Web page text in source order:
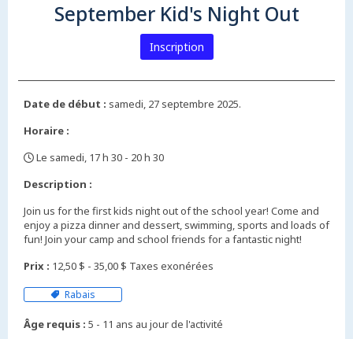
September Kid's Night Out
Inscription
Date de début : samedi, 27 septembre 2025.
Horaire :
Le samedi, 17 h 30 - 20 h 30
Description :
Join us for the first kids night out of the school year! Come and
enjoy a pizza dinner and dessert, swimming, sports and loads of
fun! Join your camp and school friends for a fantastic night!
Prix : 12,50 $ - 35,00 $ Taxes exonérées
Rabais
Âge requis : 5 - 11 ans au jour de l'activité